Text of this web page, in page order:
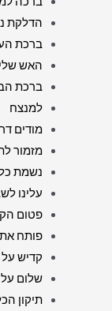
הדלקת
ברכת
האש שלי
ברכת
למנצח
מודים
מזמור
נשמת
עלינו
פטום
פותח את
קדיש
שלום
תיקון